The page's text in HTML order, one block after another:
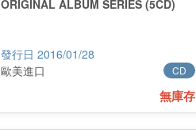
ORIGINAL ALBUM SERIES (5CD)
2016/01/28
CD
歐美進口
無庫存